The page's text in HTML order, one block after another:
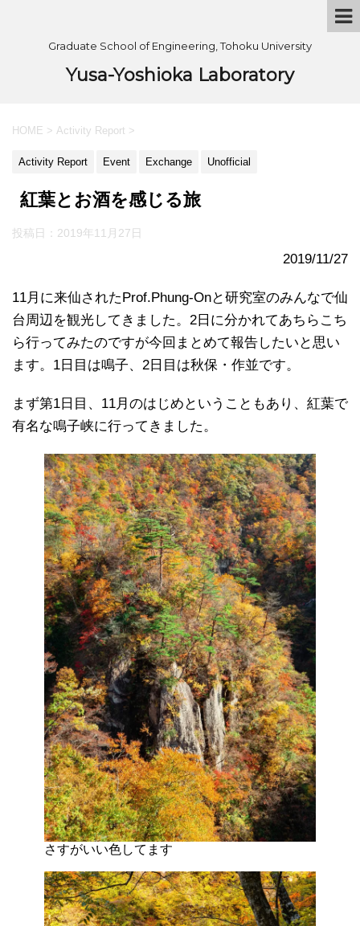
Graduate School of Engineering, Tohoku University
Yusa-Yoshioka Laboratory
HOME > Activity Report >
Activity Report Event Exchange Unofficial
紅葉とお酒を感じる旅
投稿日： 2019年11月27日
2019/11/27
11月に来仙されたProf.Phung-Onと研究室のみんなで仙
台周辺を観光してきました。2日に分かれてあちらこち
ら行ってみたのですが今回まとめて報告したいと思い
ます。1日目は鳴子、2日目は秋保・作並です。
まず第1日目、11月のはじめということもあり、紅葉で
有名な鳴子峡に行ってきました。
さすがいい色してます